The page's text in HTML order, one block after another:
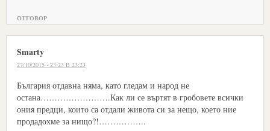
ОТГОВОР
Smarty
27/10/2015 · 23:23 В 23:23
България отдавна няма, като гледам и народ не
остана…………………….Как ли се въртят в гробовете всички
ония предци, които са отдали живота си за нещо, което ние
продадохме за нищо?!……………..